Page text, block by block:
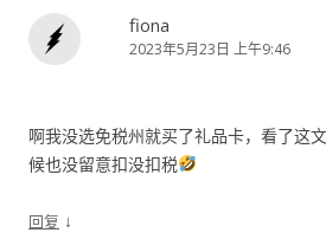
fiona
2023年5月23日 上午9:46
啊我没选免税州就买了礼品卡，看了这
候也没留意扣没扣税
回复 ↓